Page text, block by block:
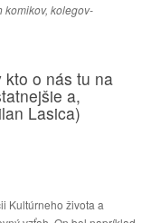
komikov, kolegov-
kto o nás tu na
a,
Lasica)
Kultúrneho života a